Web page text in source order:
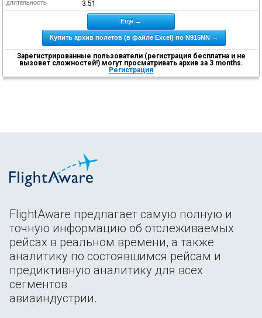
ДЛИТЕЛЬНОСТЬ 3:51
Ещё →
Купить архив полетов (в файле Excel) по N915NN →
Зарегистрированные пользователи (регистрация бесплатна и не
вызовет сложностей!) могут просматривать архив за 3 months.
Регистрация
FlightAware предлагает самую полную и
точную информацию об отслеживаемых
рейсах в реальном времени, а также
аналитику по состоявшимся рейсам и
предиктивную аналитику для всех
сегментов
авиаиндустрии.